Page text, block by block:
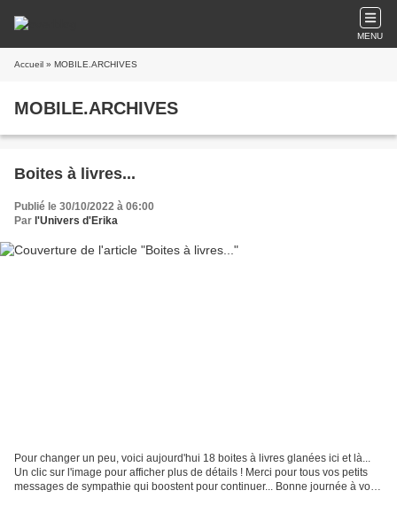
MENU
Accueil » MOBILE.ARCHIVES
MOBILE.ARCHIVES
Boites à livres...
Publié le 30/10/2022 à 06:00
Par l'Univers d'Erika
Pour changer un peu, voici aujourd'hui 18 boites à livres glanées ici et là...
Un clic sur l'image pour afficher plus de détails ! Merci pour tous vos petits
messages de sympathie qui boostent pour continuer... Bonne journée à vous